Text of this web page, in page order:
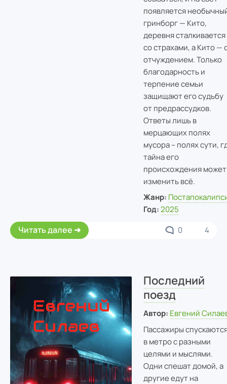
появляется
гринборг — Кито,
деревня сталкивается
со страхами, а Кито —
отчуждением. Только
благодарность и
терпение семьи
защищают его судьбу
от предрассудков.
Ответы лишь в
мерцающих полях
мусора – полях сути,
тайна его
происхождения может
изменить всё.
Жанр:
Год: 2025
Читать далее 0 4
Последний
поезд
Автор: Евгений
Пассажиры
в метро с разными
целями и мыслями.
Одни спешат домой, а
другие едут на